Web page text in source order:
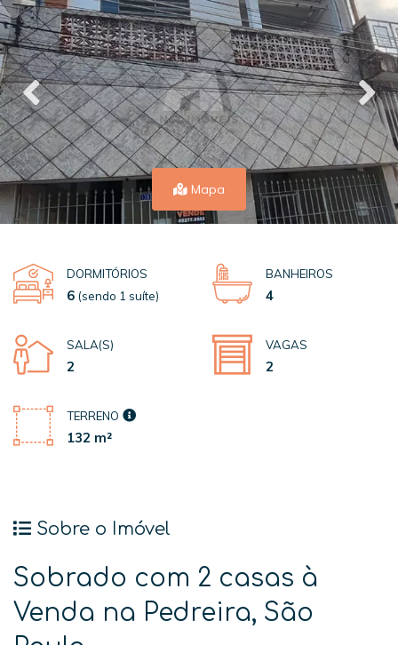
Mapa
DORMITÓRIOS
6 (sendo 1 suíte)
BANHEIROS
4
SALA(S)
2
VAGAS
2
TERRENO
132 m²
Sobre o Imóvel
Sobrado com 2 casas à
Venda na Pedreira, São